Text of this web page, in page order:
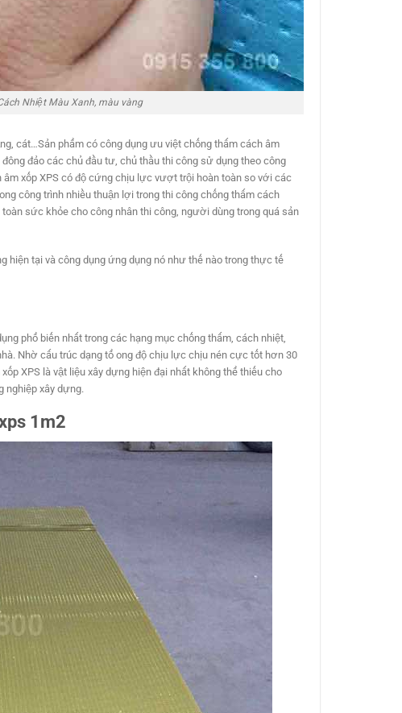
Nhiệt Màu Xanh, màu vàng
cát…Sản phẩm có công dụng ưu việt chống thấm cách âm
đảo các chủ đầu tư, chủ thầu thi công sử dụng theo công
âm xốp XPS có độ cứng chịu lực vượt trội hoàn toàn so với các
công trình nhiều thuận lợi trong thi công chống thấm cách
sức khỏe cho công nhân thi công, người dùng trong quá sản
hiện tại và công dụng ứng dụng nó như thế nào trong thực tế
phổ biến nhất trong các hạng mục chống thấm, cách nhiệt,
Nhờ cấu trúc dạng tổ ong độ chịu lực chịu nén cực tốt hơn 30
XPS là vật liệu xây dựng hiện đại nhất không thể thiếu cho
nghiệp xây dựng.
1m2